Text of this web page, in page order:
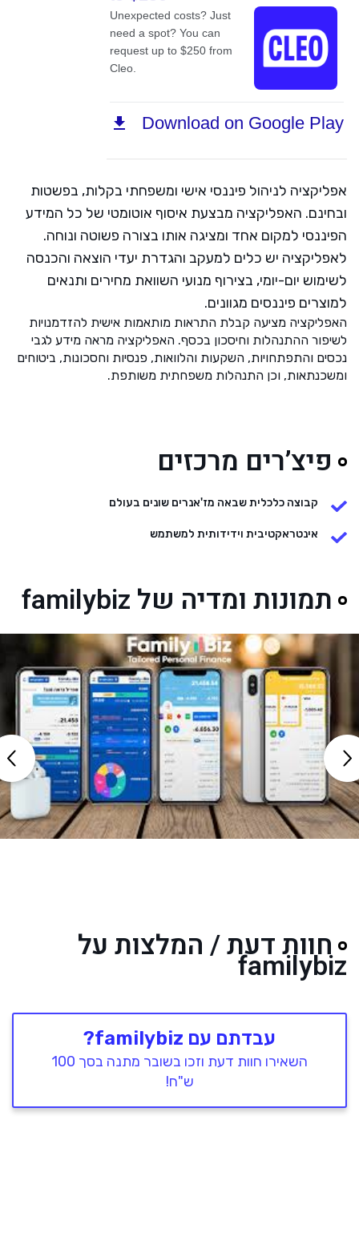
אפליקציה לניהול פיננסי אישי ומשפחתי בקלות, בפשטות
ובחינם. האפליקציה מבצעת איסוף אוטומטי של כל המידע
הפיננסי למקום אחד ומציגה אותו בצורה פשוטה ונוחה.
לאפליקציה יש כלים למעקב והגדרת יעדי הוצאה והכנסה
לשימוש יום-יומי, בצירוף מנועי השוואת מחירים ותנאים
למוצרים פיננסים מגוונים.
האפליקציה מציעה קבלת התראות מותאמות אישית להזדמנויות
לשיפור ההתנהלות וחיסכון בכסף. האפליקציה מראה מידע לגבי
נכסים והתפתחויות, השקעות והלוואות, פנסיות וחסכונות, ביטוחים
ומשכנתאות, וכן התנהלות משפחתית משותפת.
פיצ’רים מרכזים
קבוצה כלכלית שבאה מז'אנרים שונים בעולם
אינטראקטיבית וידידותית למשתמש
תמונות ומדיה של familybiz
חוות דעת / המלצות על
familybiz
עבדתם עם familybiz?
השאירו חוות דעת וזכו בשובר מתנה בסך 100
ש"ח!